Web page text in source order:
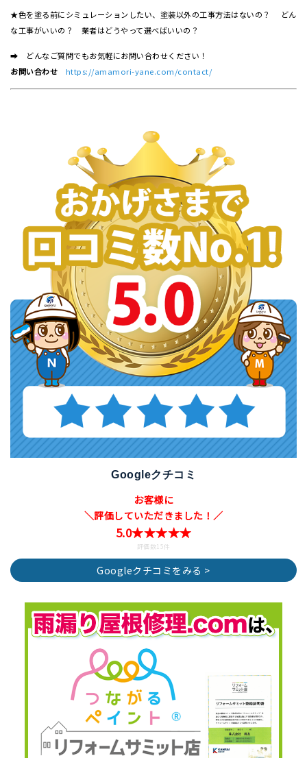
★色を塗る前にシミュレーションしたい、塗装以外の工事方法はないの？ どん
な工事がいいの？ 業者はどうやって選べばいいの？
➡ どんなご質問でもお気軽にお問い合わせください！
お問い合わせ
https://amamori-yane.com/contact/
Googleクチコミ
お客様に
＼評価していただきました！／
5.0★★★★★
評価数15件
Googleクチコミをみる >